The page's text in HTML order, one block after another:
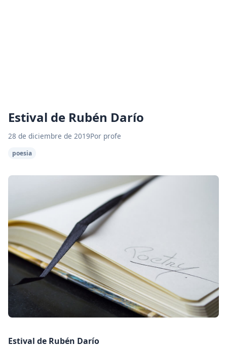
Estival de Rubén Darío
28 de diciembre de 2019Por profe
poesia
Estival de Rubén Darío